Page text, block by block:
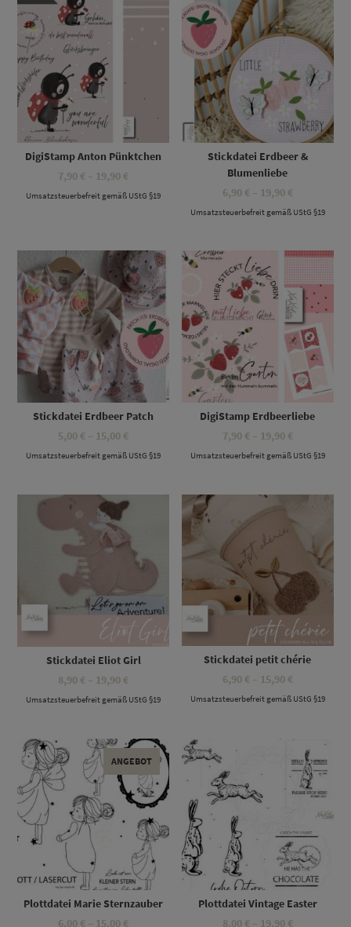
DigiStamp Anton Pünktchen
7,90 € – 19,90 €
bis
Umsatzsteuerbefreit gemäß UStG §19
Stickdatei Erdbeer &
Blumenliebe
6,90 € – 19,90 €
bis
Umsatzsteuerbefreit gemäß UStG §19
Dieses Produkt weist mehrere Varianten auf. Die Optionen können auf der Produktseite gewählt werden
Stickdatei Erdbeer Patch
5,00 € – 15,00 €
bis
Umsatzsteuerbefreit gemäß UStG §19
Dieses Produkt weist mehrere Varianten auf. Die Optionen können auf der Produktseite gewählt werden
DigiStamp Erdbeerliebe
7,90 € – 19,90 €
bis
Umsatzsteuerbefreit gemäß UStG §19
Dieses Produkt weist mehrere Varianten auf. Die Optionen können auf der Produktseite gewählt werden
Stickdatei Eliot Girl
8,90 € – 19,90 €
bis
Umsatzsteuerbefreit gemäß UStG §19
Dieses Produkt weist mehrere Varianten auf. Die Optionen können auf der Produktseite gewählt werden
Stickdatei petit chérie
6,90 € – 15,90 €
bis
Umsatzsteuerbefreit gemäß UStG §19
Dieses Produkt weist mehrere Varianten auf. Die Optionen können auf der Produktseite gewählt werden
ANGEBOT
Plottdatei Marie Sternzauber
6,00 € – 15,00 €
Dieses Produkt weist mehrere Varianten auf. Die Optionen können auf der Produktseite gewählt werden
Plottdatei Vintage Easter
8,00 € – 19,90 €